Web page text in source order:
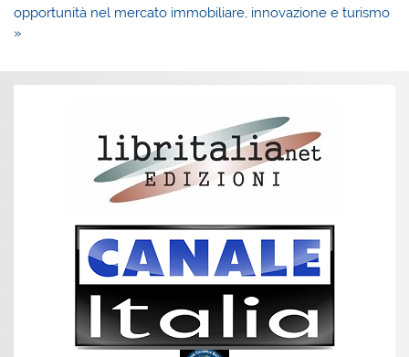
opportunità nel mercato immobiliare, innovazione e turismo
»